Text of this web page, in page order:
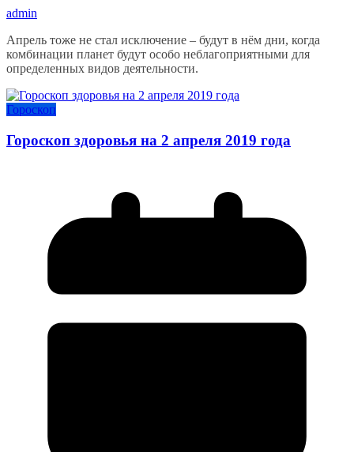
admin
Апрель тоже не стал исключение – будут в нём дни, когда
комбинации планет будут особо неблагоприятными для
определенных видов деятельности.
Гороскоп
Гороскоп здоровья на 2 апреля 2019 года